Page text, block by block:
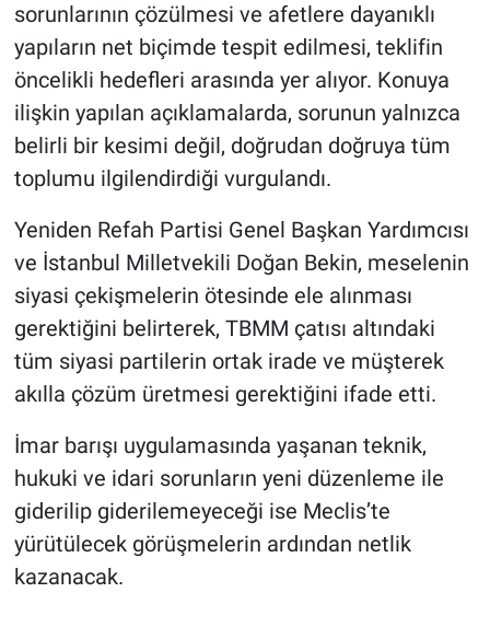
sorunlarının çözülmesi ve afetlere dayanıklı
yapıların net biçimde tespit edilmesi, teklifin
öncelikli hedefleri arasında yer alıyor. Konuya
ilişkin yapılan açıklamalarda, sorunun yalnızca
belirli bir kesimi değil, doğrudan doğruya tüm
toplumu ilgilendirdiği vurgulandı.
Yeniden Refah Partisi Genel Başkan Yardımcısı
ve İstanbul Milletvekili Doğan Bekin, meselenin
siyasi çekişmelerin ötesinde ele alınması
gerektiğini belirterek, TBMM çatısı altındaki
tüm siyasi partilerin ortak irade ve müşterek
akılla çözüm üretmesi gerektiğini ifade etti.
İmar barışı uygulamasında yaşanan teknik,
hukuki ve idari sorunların yeni düzenleme ile
giderilip giderilemeyeceği ise Meclis’te
yürütülecek görüşmelerin ardından netlik
kazanacak.